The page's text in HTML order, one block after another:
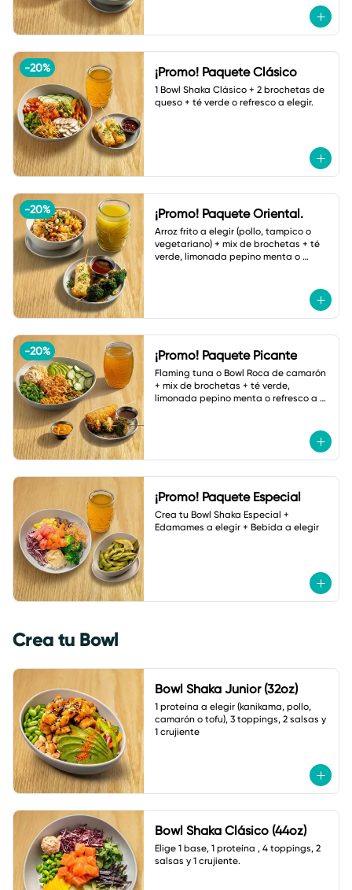
-20% ¡Promo! Paquete Clásico
1 Bowl Shaka Clásico + 2 brochetas de
queso + té verde o refresco a elegir.
-20% ¡Promo! Paquete Oriental.
Arroz frito a elegir (pollo, tampico o
vegetariano) + mix de brochetas + té
verde, limonada pepino menta o
-20% ¡Promo! Paquete Picante
Flaming tuna o Bowl Roca de camarón
+ mix de brochetas + té verde,
limonada pepino menta o refresco a
¡Promo! Paquete Especial
Crea tu Bowl Shaka Especial +
Edamames a elegir + Bebida a elegir
Crea tu Bowl
Bowl Shaka Junior (32oz)
1 proteína a elegir (kanikama, pollo,
camarón o tofu), 3 toppings, 2 salsas y
1 crujiente
Bowl Shaka Clásico (44oz)
Elige 1 base, 1 proteína , 4 toppings, 2
salsas y 1 crujiente.